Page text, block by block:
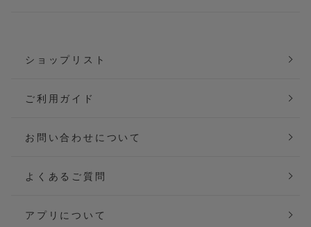
ショップリスト
ご利用ガイド
お問い合わせについて
よくあるご質問
アプリについて